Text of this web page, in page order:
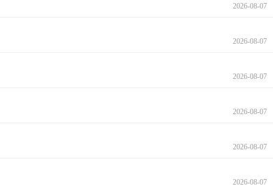
2026-08-07
2026-08-07
2026-08-07
2026-08-07
2026-08-07
2026-08-07